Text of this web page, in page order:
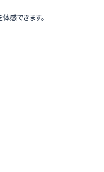
感できます。